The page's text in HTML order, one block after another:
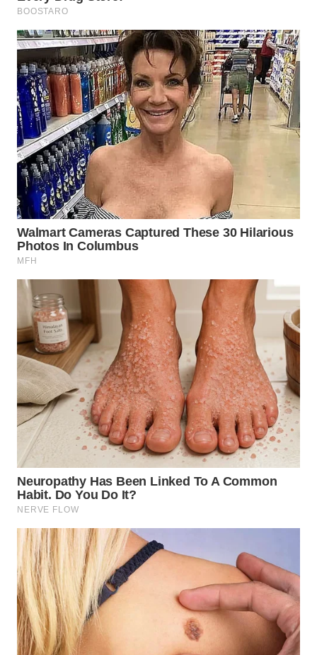
MADURA
WN
SURABAYA
WN
NATUNA
WN
BINTAN
WN
MANDALIKA
WN
LIKUPANG
WN
LABUANBAJO
WN
BORNEO
Wahana
Media
WAHANA
NEWS
TANI
WAHANA
ADVOKAT
WAHANA
INFRASTRUKTUR